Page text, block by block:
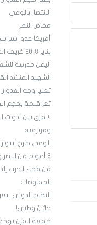
الانتصار بالوعي
مخاض النصر
أمريكا عدو
يناير 2018 خريف الحراك
اليمن مدرسة
الشهيد المنشد
تغيير وجه العدوان
تعز قيمة بحجم
لا فرق بين أدوات
ومرتزقته
الوعي خارج
3 أعوام من النصر وخمسون
من فضاء الحرب
المفاوضات
النظام الدولي
خائـنٌ وطني!
صفعة القرن بوجه